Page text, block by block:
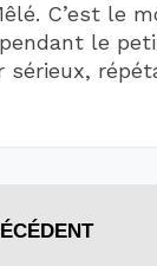
C’est le
le
sérieux,